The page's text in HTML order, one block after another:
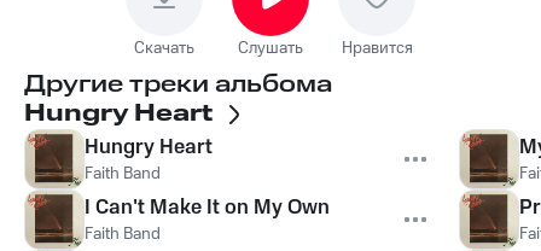
Скачать Слушать Нравится
Другие треки альбома
Hungry Heart
Hungry Heart
Faith Band
I Can't Make It on My Own
Faith Band